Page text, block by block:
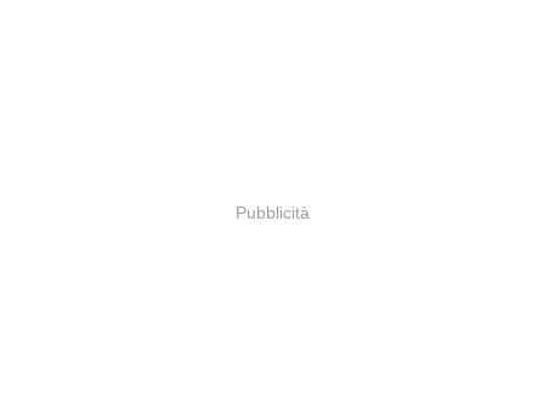
Pubblicità